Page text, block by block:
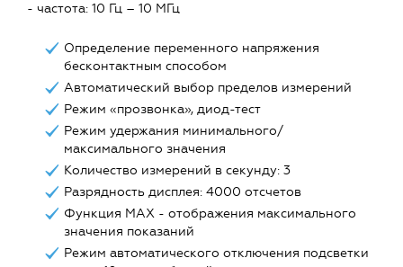
- частота: 10 Гц – 10 МГц
Определение переменного напряжения
бесконтактным способом
Автоматический выбор пределов измерений
Режим «прозвонка», диод-тест
Режим удержания минимального/
максимального значения
Количество измерений в секунду: 3
Разрядность дисплея: 4000 отсчетов
Функция MAX - отображения максимального
значения показаний
Режим автоматического отключения подсветки